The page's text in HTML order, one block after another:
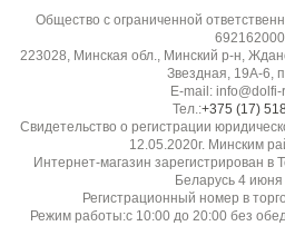
Низкая
Гладкость / скользкость:
Может быть скользкой при
Общество с ограниченной
692162000
223028, Минская обл., Минский р-н,
Звездная, 19А-6,
E-mail:
Тел.:+375 (17)
Свидетельство о регистрации
12.05.2020г. Минским
Интернет-магазин зарегистрирован в
Беларусь 4 июня
Регистрационный номер в
Режим работы:с 10:00 до 20:00 без